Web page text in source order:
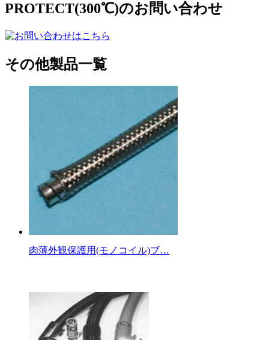
PROTECT(300℃)のお問い合わせ
その他製品一覧
肉薄外観保護用(モノコイル)ブ…